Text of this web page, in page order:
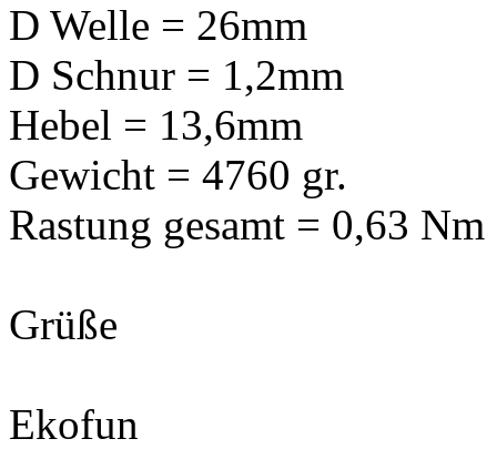
D Welle = 26mm
D Schnur = 1,2mm
Hebel = 13,6mm
Gewicht = 4760 gr.
Rastung gesamt = 0,63 Nm
Grüße
Ekofun